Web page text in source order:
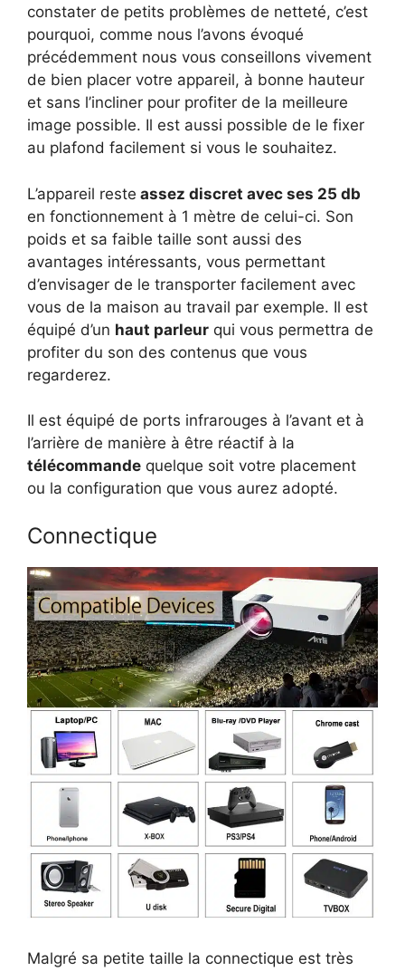
constater de petits problèmes de netteté, c’est
pourquoi, comme nous l’avons évoqué
précédemment nous vous conseillons vivement
de bien placer votre appareil, à bonne hauteur
et sans l’incliner pour profiter de la meilleure
image possible. Il est aussi possible de le fixer
au plafond facilement si vous le souhaitez.
L’appareil reste assez discret avec ses 25 db
en fonctionnement à 1 mètre de celui-ci. Son
poids et sa faible taille sont aussi des
avantages intéressants, vous permettant
d’envisager de le transporter facilement avec
vous de la maison au travail par exemple. Il est
équipé d’un haut parleur qui vous permettra de
profiter du son des contenus que vous
regarderez.
Il est équipé de ports infrarouges à l’avant et à
l’arrière de manière à être réactif à la
télécommande quelque soit votre placement
ou la configuration que vous aurez adopté.
Connectique
Malgré sa petite taille la connectique est très